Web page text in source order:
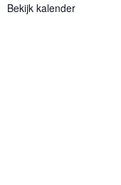
Bekijk kalender